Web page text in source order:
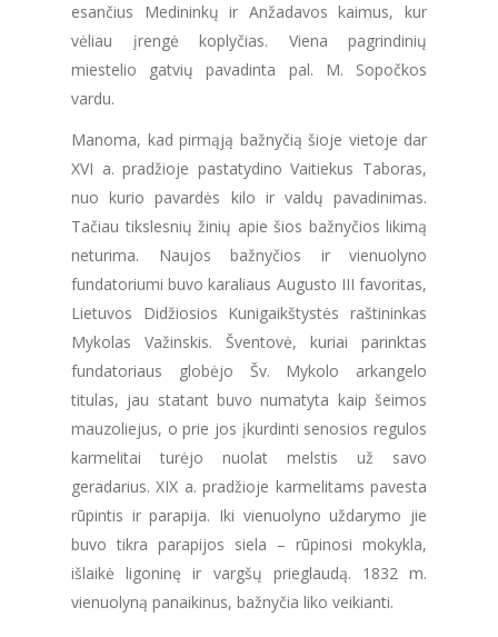
esančius Medininkų ir Anžadavos kaimus, kur
vėliau įrengė koplyčias. Viena pagrindinių
miestelio gatvių pavadinta pal. M. Sopočkos
vardu.
Manoma, kad pirmąją bažnyčią šioje vietoje dar
XVI a. pradžioje pastatydino Vaitiekus Taboras,
nuo kurio pavardės kilo ir valdų pavadinimas.
Tačiau tikslesnių žinių apie šios bažnyčios likimą
neturima. Naujos bažnyčios ir vienuolyno
fundatoriumi buvo karaliaus Augusto III favoritas,
Lietuvos Didžiosios Kunigaikštystės raštininkas
Mykolas Važinskis. Šventovė, kuriai parinktas
fundatoriaus globėjo Šv. Mykolo arkangelo
titulas, jau statant buvo numatyta kaip šeimos
mauzoliejus, o prie jos įkurdinti senosios regulos
karmelitai turėjo nuolat melstis už savo
geradarius. XIX a. pradžioje karmelitams pavesta
rūpintis ir parapija. Iki vienuolyno uždarymo jie
buvo tikra parapijos siela – rūpinosi mokykla,
išlaikė ligoninę ir vargšų prieglaudą. 1832 m.
vienuolyną panaikinus, bažnyčia liko veikianti.